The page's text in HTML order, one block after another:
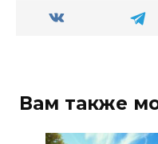
Вам также